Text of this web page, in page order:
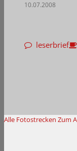
10.07.2008
leserbrief
Alle Fotostrecken Zum